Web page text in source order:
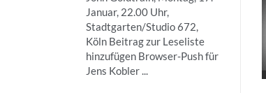
Januar, 22.00 Uhr,
Stadtgarten/Studio 672,
Köln Beitrag zur Leseliste
hinzufügen Browser-Push für
Jens Kobler ...